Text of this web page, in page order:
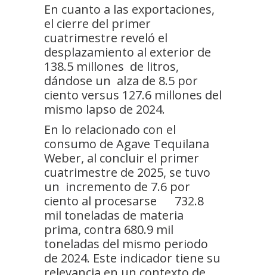
En cuanto a las exportaciones,
el cierre del primer
cuatrimestre reveló el
desplazamiento al exterior de
138.5 millones de litros,
dándose un alza de 8.5 por
ciento versus 127.6 millones del
mismo lapso de 2024.
En lo relacionado con el
consumo de Agave Tequilana
Weber, al concluir el primer
cuatrimestre de 2025, se tuvo
un incremento de 7.6 por
ciento al procesarse 732.8
mil toneladas de materia
prima, contra 680.9 mil
toneladas del mismo periodo
de 2024. Este indicador tiene su